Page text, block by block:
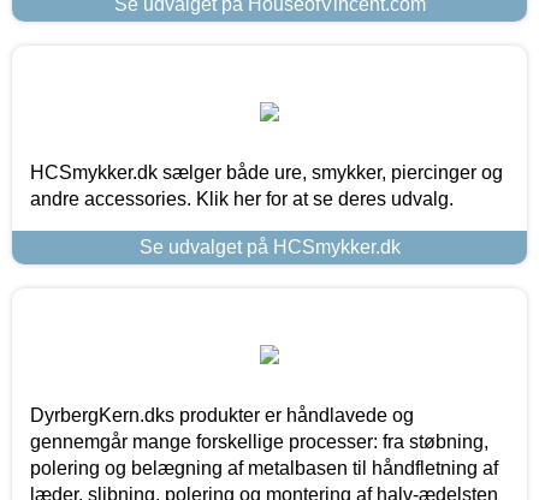
HCSmykker.dk sælger både ure, smykker, piercinger og
andre accessories. Klik her for at se deres udvalg.
Se udvalget på HCSmykker.dk
DyrbergKern.dks produkter er håndlavede og
gennemgår mange forskellige processer: fra støbning,
polering og belægning af metalbasen til håndfletning af
læder, slibning, polering og montering af halv-ædelsten